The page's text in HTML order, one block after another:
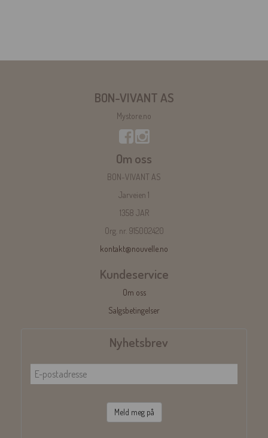
BON-VIVANT AS
Mystore.no
Om oss
BON-VIVANT AS
Jarveien 1
1358 JAR
Org. nr. 915002420
kontakt@nouvelle.no
Kundeservice
Om oss
Salgsbetingelser
Nyhetsbrev
Meld meg på